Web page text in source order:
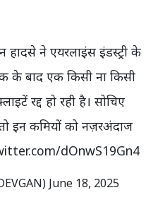
हादसे ने एयरलाइंस इंडस्ट्री के
के बाद एक किसी ना किसी
रद्द हो रही है। सोचिए
इन कमियों को नज़रअंदाज
dOnwS19Gn4
June 18, 2025